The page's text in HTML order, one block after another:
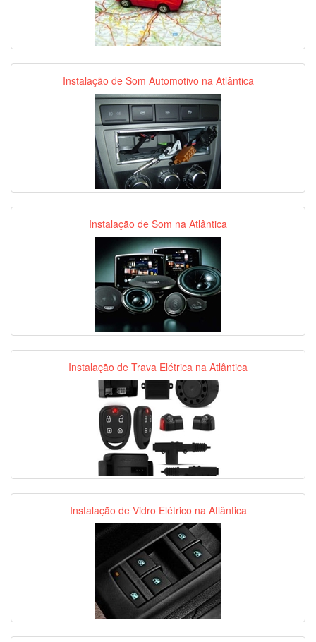
Instalação de Som Automotivo na Atlântica
Instalação de Som na Atlântica
Instalação de Trava Elétrica na Atlântica
Instalação de Vidro Elétrico na Atlântica